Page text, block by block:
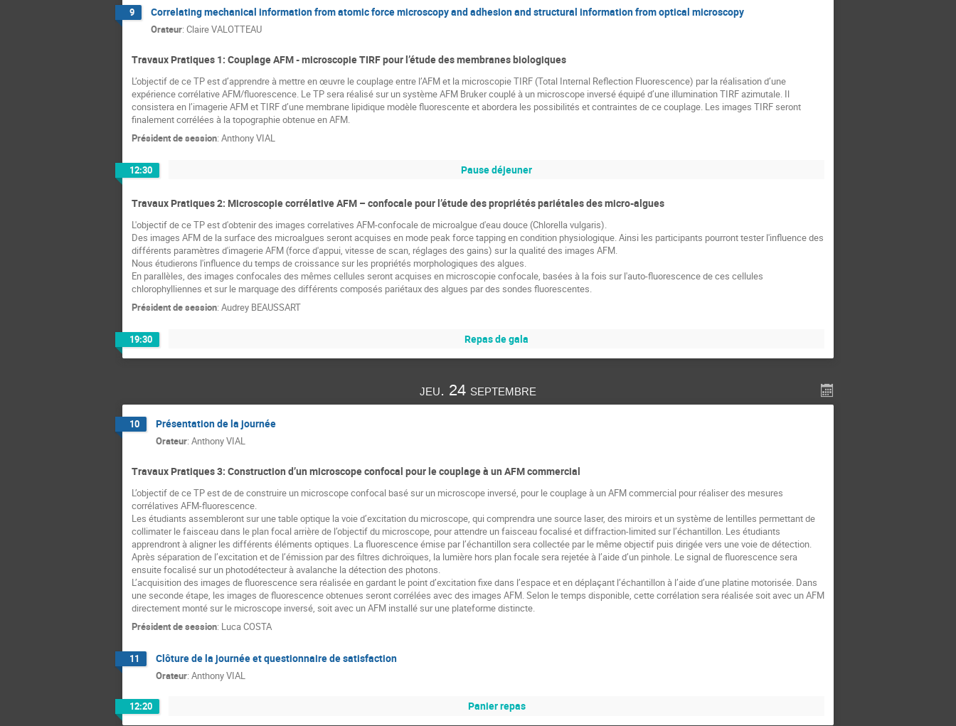
9 Correlating mechanical information from atomic force microscopy and adhesion and structural information from optical microscopy
Orateur: Claire VALOTTEAU
Travaux Pratiques 1: Couplage AFM - microscopie TIRF pour l’étude des membranes biologiques
L’objectif de ce TP est d’apprendre à mettre en œuvre le couplage entre l’AFM et la microscopie TIRF (Total Internal Reflection Fluorescence) par la réalisation d’une
expérience corrélative AFM/fluorescence. Le TP sera réalisé sur un système AFM Bruker couplé à un microscope inversé équipé d’une illumination TIRF azimutale. Il
consistera en l’imagerie AFM et TIRF d’une membrane lipidique modèle fluorescente et abordera les possibilités et contraintes de ce couplage. Les images TIRF seront
finalement corrélées à la topographie obtenue en AFM.
Président de session: Anthony VIAL
12:30 Pause déjeuner
Travaux Pratiques 2: Microscopie corrélative AFM – confocale pour l’étude des propriétés pariétales des micro-algues
L'objectif de ce TP est d'obtenir des images correlatives AFM-confocale de microalgue d'eau douce (Chlorella vulgaris).
Des images AFM de la surface des microalgues seront acquises en mode peak force tapping en condition physiologique. Ainsi les participants pourront tester l'influence des
différents paramètres d'imagerie AFM (force d'appui, vitesse de scan, réglages des gains) sur la qualité des images AFM.
Nous étudierons l'influence du temps de croissance sur les propriétés morphologiques des algues.
En parallèles, des images confocales des mêmes cellules seront acquises en microscopie confocale, basées à la fois sur l'auto-fluorescence de ces cellules
chlorophylliennes et sur le marquage des différents composés pariétaux des algues par des sondes fluorescentes.
Président de session: Audrey BEAUSSART
19:30 Repas de gala
jeu. 24 septembre
10 Présentation de la journée
Orateur: Anthony VIAL
Travaux Pratiques 3: Construction d’un microscope confocal pour le couplage à un AFM commercial
L’objectif de ce TP est de de construire un microscope confocal basé sur un microscope inversé, pour le couplage à un AFM commercial pour réaliser des mesures
corrélatives AFM-fluorescence.
Les étudiants assembleront sur une table optique la voie d’excitation du microscope, qui comprendra une source laser, des miroirs et un système de lentilles permettant de
collimater le faisceau dans le plan focal arrière de l’objectif du microscope, pour attendre un faisceau focalisé et diffraction-limited sur l’échantillon. Les étudiants
apprendront à aligner les différents éléments optiques. La fluorescence émise par l’échantillon sera collectée par le même objectif puis dirigée vers une voie de détection.
Après séparation de l’excitation et de l’émission par des filtres dichroïques, la lumière hors plan focale sera rejetée à l’aide d’un pinhole. Le signal de fluorescence sera
ensuite focalisé sur un photodétecteur à avalanche la détection des photons.
L’acquisition des images de fluorescence sera réalisée en gardant le point d’excitation fixe dans l’espace et en déplaçant l’échantillon à l’aide d’une platine motorisée. Dans
une seconde étape, les images de fluorescence obtenues seront corrélées avec des images AFM. Selon le temps disponible, cette corrélation sera réalisée soit avec un AFM
directement monté sur le microscope inversé, soit avec un AFM installé sur une plateforme distincte.
Président de session: Luca COSTA
11 Clôture de la journée et questionnaire de satisfaction
Orateur: Anthony VIAL
12:20 Panier repas